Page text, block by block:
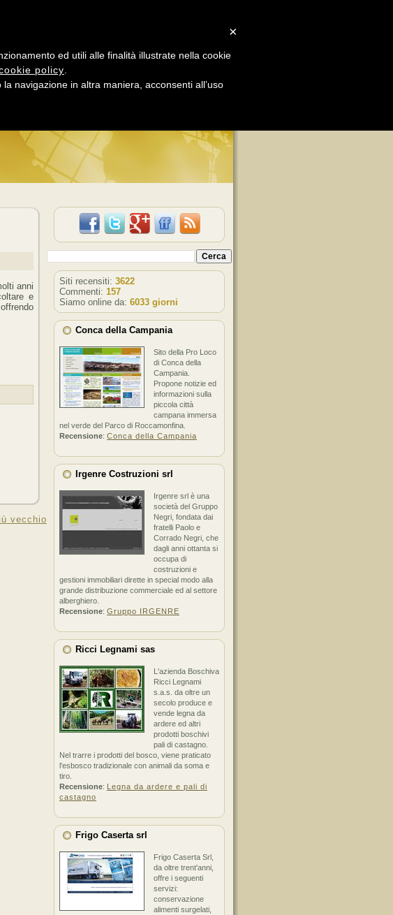
anni
e
vecchio
Siti recensiti: 3622
Commenti: 157
Siamo online da: 6033 giorni
Conca della Campania
Sito della Pro Loco
di Conca della
Campania.
Propone notizie ed
informazioni sulla
piccola città
campana immersa
nel verde del Parco di Roccamonfina.
Recensione: Conca della Campania
Irgenre Costruzioni srl
Irgenre srl è una
società del Gruppo
Negri, fondata dai
fratelli Paolo e
Corrado Negri, che
dagli anni ottanta si
occupa di
costruzioni e
gestioni immobiliari dirette in special modo alla
grande distribuzione commerciale ed al settore
alberghiero.
Recensione: Gruppo IRGENRE
Ricci Legnami sas
L'azienda Boschiva
Ricci Legnami
s.a.s. da oltre un
secolo produce e
vende legna da
ardere ed altri
prodotti boschivi
pali di castagno.
Nel trarre i prodotti del bosco, viene praticato
l'esbosco tradizionale con animali da soma e
tiro.
Recensione: Legna da ardere e pali di
castagno
Frigo Caserta srl
Frigo Caserta Srl,
da oltre trent'anni,
offre i seguenti
servizi:
conservazione
alimenti surgelati,
×
ed utili alle finalità illustrate nella cookie
policy
navigazione in altra maniera, acconsenti all’uso